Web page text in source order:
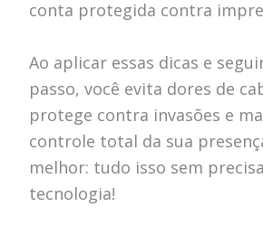
conta protegida contra
Ao aplicar essas dicas e
passo, você evita dores de
protege contra invasões e
controle total da sua
melhor: tudo isso sem
tecnologia!